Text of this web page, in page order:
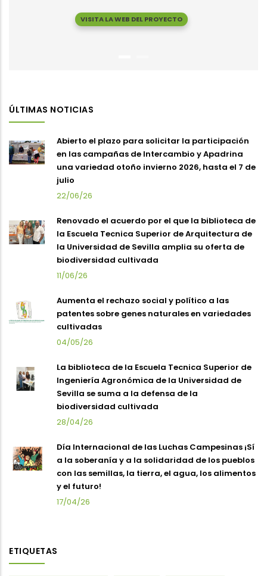
VISITA LA WEB DEL PROYECTO
ÚLTIMAS NOTICIAS
Abierto el plazo para solicitar la participación
en las campañas de Intercambio y Apadrina
una variedad otoño invierno 2026, hasta el 7 de
julio
22/06/26
Renovado el acuerdo por el que la biblioteca de
la Escuela Tecnica Superior de Arquitectura de
la Universidad de Sevilla amplia su oferta de
biodiversidad cultivada
11/06/26
Aumenta el rechazo social y político a las
patentes sobre genes naturales en variedades
cultivadas
04/05/26
La biblioteca de la Escuela Tecnica Superior de
Ingeniería Agronómica de la Universidad de
Sevilla se suma a la defensa de la
biodiversidad cultivada
28/04/26
Día Internacional de las Luchas Campesinas ¡Sí
a la soberanía y a la solidaridad de los pueblos
con las semillas, la tierra, el agua, los alimentos
y el futuro!
17/04/26
ETIQUETAS